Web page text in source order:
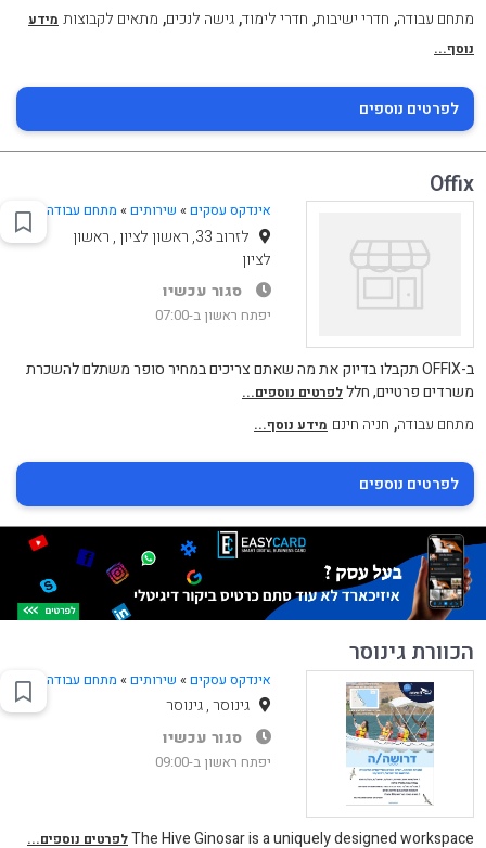
מתחם עבודה, חדרי ישיבות, חדרי לימוד,גישה לנכים, מתאים לקבוצות מידע
נוסף...
לפרטים נוספים
Offix
אינדקס עסקים » שירותים» מתחם עבודה
לזרוב 33, ראשון לציון , ראשון
לציון
סגור עכשיו
יפתח ראשון ב-07:00
ב-OFFIX תקבלו בדיוק את מה שאתם צריכים במחיר סופר משתלם להשכרת
משרדים פרטיים, חלללפרטים נוספים...
מתחם עבודה, חניה חינם מידע נוסף...
לפרטים נוספים
הכוורת גינוסר
אינדקס עסקים » שירותים» מתחם עבודה
גינוסר , גינוסר
סגור עכשיו
יפתח ראשון ב-09:00
The Hive Ginosar is a uniquely designed workspaceלפרטים נוספים...